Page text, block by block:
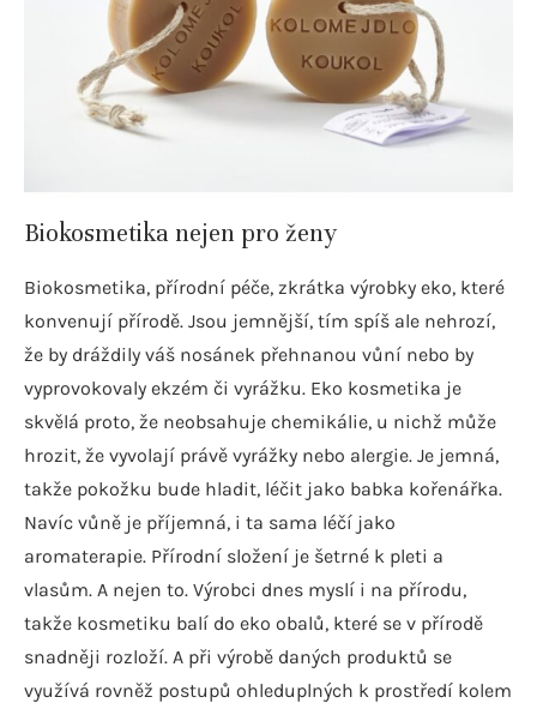
Biokosmetika nejen pro ženy
Biokosmetika, přírodní péče, zkrátka výrobky eko, které
konvenují přírodě. Jsou jemnější, tím spíš ale nehrozí,
že by dráždily váš nosánek přehnanou vůní nebo by
vyprovokovaly ekzém či vyrážku. Eko kosmetika je
skvělá proto, že neobsahuje chemikálie, u nichž může
hrozit, že vyvolají právě vyrážky nebo alergie. Je jemná,
takže pokožku bude hladit, léčit jako babka kořenářka.
Navíc vůně je příjemná, i ta sama léčí jako
aromaterapie. Přírodní složení je šetrné k pleti a
vlasům. A nejen to. Výrobci dnes myslí i na přírodu,
takže kosmetiku balí do eko obalů, které se v přírodě
snadněji rozloží. A při výrobě daných produktů se
využívá rovněž postupů ohleduplných k prostředí kolem